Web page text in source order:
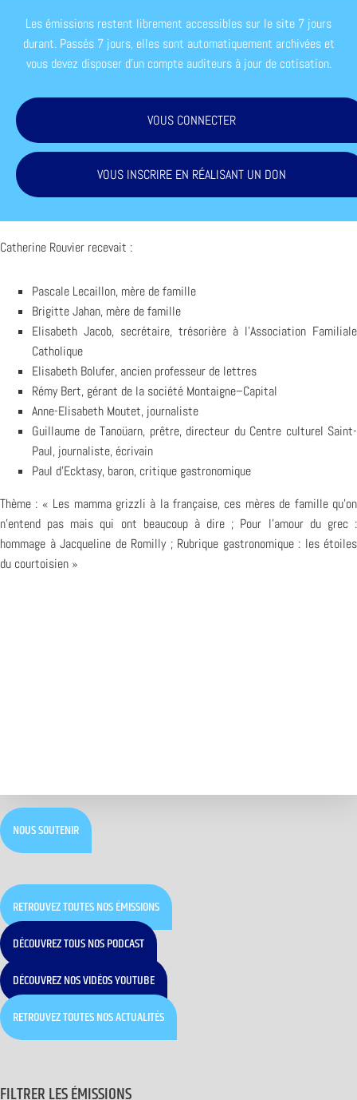
Les émissions restent librement accessibles sur le site 7 jours
durant. Passés 7 jours, elles sont automatiquement archivées et
vous devez disposer d'un compte auditeurs à jour de cotisation.
VOUS CONNECTER
VOUS INSCRIRE EN RÉALISANT UN DON
Catherine Rouvier recevait :
Pascale Lecaillon, mère de famille
Brigitte Jahan, mère de famille
Elisabeth Jacob, secrétaire, trésorière à l’Association Familiale
Catholique
Elisabeth Bolufer, ancien professeur de lettres
Rémy Bert, gérant de la société Montaigne–Capital
Anne-Elisabeth Moutet, journaliste
Guillaume de Tanoüarn, prêtre, directeur du Centre culturel Saint-
Paul, journaliste, écrivain
Paul d’Ecktasy, baron, critique gastronomique
Thème : « Les mamma grizzli à la française, ces mères de famille qu’on
n’entend pas mais qui ont beaucoup à dire ; Pour l’amour du grec :
hommage à Jacqueline de Romilly ; Rubrique gastronomique : les étoiles
du courtoisien »
NOUS SOUTENIR
RETROUVEZ TOUTES NOS ÉMISSIONS
DÉCOUVREZ TOUS NOS PODCAST
DÉCOUVREZ NOS VIDÉOS YOUTUBE
RETROUVEZ TOUTES NOS ACTUALITÉS
FILTRER LES ÉMISSIONS